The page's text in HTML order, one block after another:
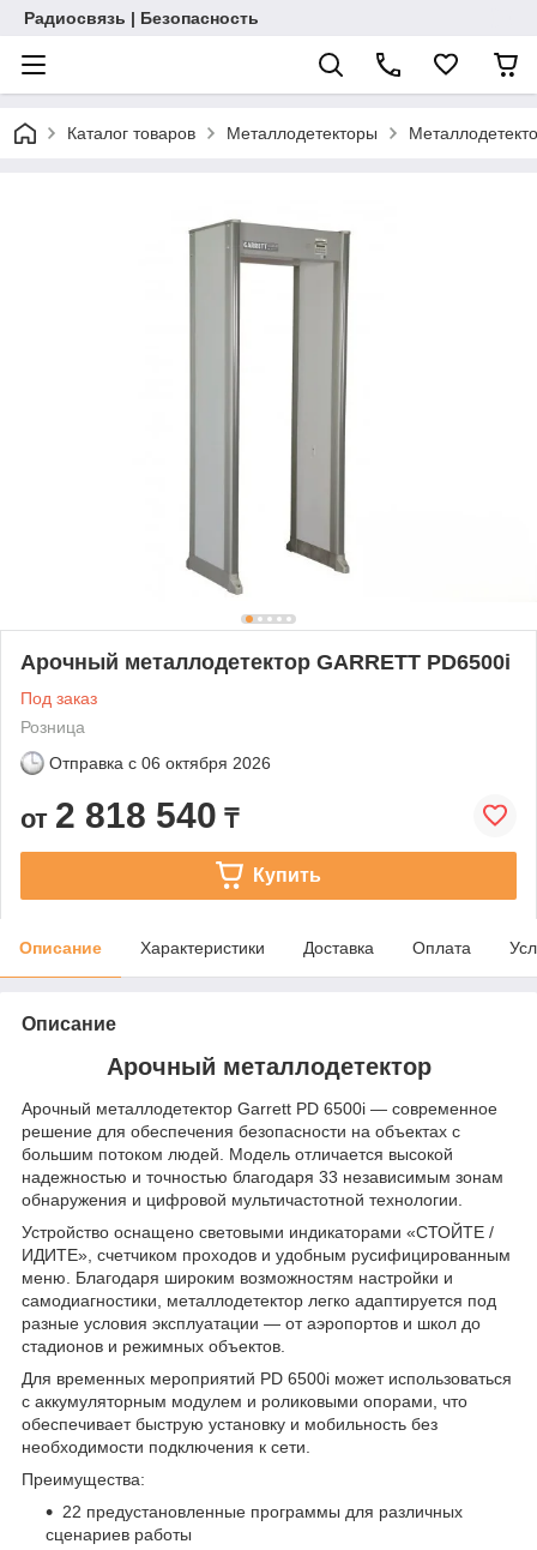
Радиосвязь | Безопасность
Каталог товаров Металлодетекторы
Арочный металлодетектор GARRETT PD6500i
Под заказ
Розница
Отправка с 06 октября 2026
от 2 818 540 ₸
Купить
Описание Характеристики Доставка Оплата
Описание
Арочный металлодетектор
Арочный металлодетектор Garrett PD 6500i — современное
решение для обеспечения безопасности на объектах с
большим потоком людей. Модель отличается высокой
надежностью и точностью благодаря 33 независимым зонам
обнаружения и цифровой мультичастотной технологии.
Устройство оснащено световыми индикаторами «СТОЙТЕ /
ИДИТЕ», счетчиком проходов и удобным русифицированным
меню. Благодаря широким возможностям настройки и
самодиагностики, металлодетектор легко адаптируется под
разные условия эксплуатации — от аэропортов и школ до
стадионов и режимных объектов.
Для временных мероприятий PD 6500i может использоваться
с аккумуляторным модулем и роликовыми опорами, что
обеспечивает быструю установку и мобильность без
необходимости подключения к сети.
Преимущества:
22 предустановленные программы для различных
сценариев работы